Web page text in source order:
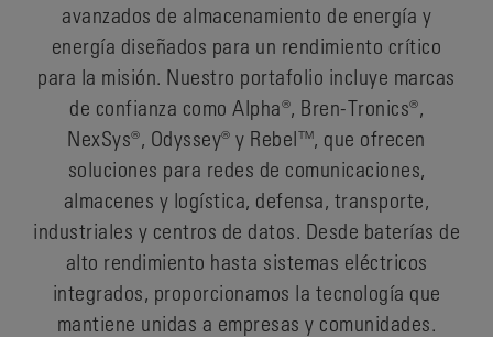
avanzados de almacenamiento de energía y
energía diseñados para un rendimiento crítico
para la misión. Nuestro portafolio incluye marcas
de confianza como Alpha®, Bren-Tronics®,
NexSys®, Odyssey® y Rebel™, que ofrecen
soluciones para redes de comunicaciones,
almacenes y logística, defensa, transporte,
industriales y centros de datos. Desde baterías de
alto rendimiento hasta sistemas eléctricos
integrados, proporcionamos la tecnología que
mantiene unidas a empresas y comunidades.